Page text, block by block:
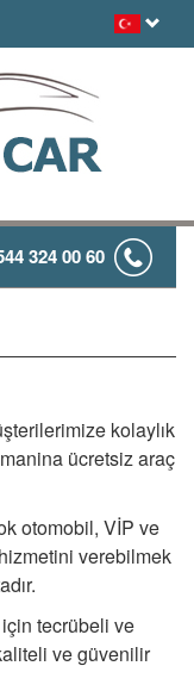
324 00 60
kolaylık
ücretsiz araç
otomobil, VİP ve
verebilmek
için tecrübeli ve
ve güvenilir